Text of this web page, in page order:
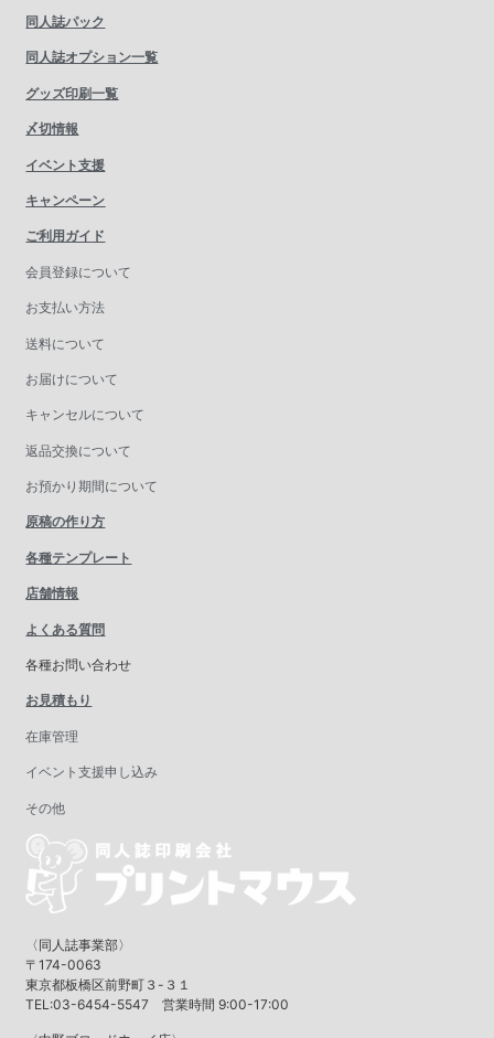
同人誌パック
同人誌オプション一覧
グッズ印刷一覧
〆切情報
イベント支援
キャンペーン
ご利用ガイド
会員登録について
お支払い方法
送料について
お届けについて
キャンセルについて
返品交換について
お預かり期間について
原稿の作り方
各種テンプレート
店舗情報
よくある質問
各種お問い合わせ
お見積もり
在庫管理
イベント支援申し込み
その他
〈同人誌事業部〉
〒174-0063
東京都板橋区前野町３-３１
TEL:03-6454-5547 営業時間 9:00-17:00